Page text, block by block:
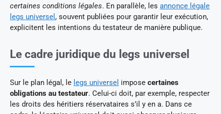
certaines conditions légales. En parallèle, les annonce légale
legs universel , souvent publiées pour garantir leur exécution,
explicitent les intentions du testateur de manière publique.
Le cadre juridique du legs universel
Sur le plan légal, le legs universel impose certaines
obligations au testateur. Celui-ci doit, par exemple, respecter
les droits des héritiers réservataires s’il y en a. Dans ce